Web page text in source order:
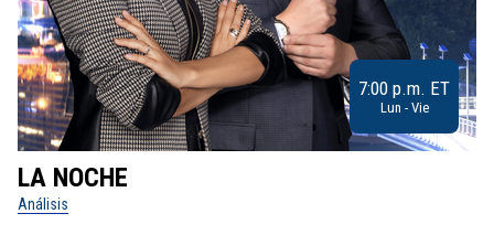
7:00 p.m. ET
Lun - Vie
LA NOCHE
Análisis